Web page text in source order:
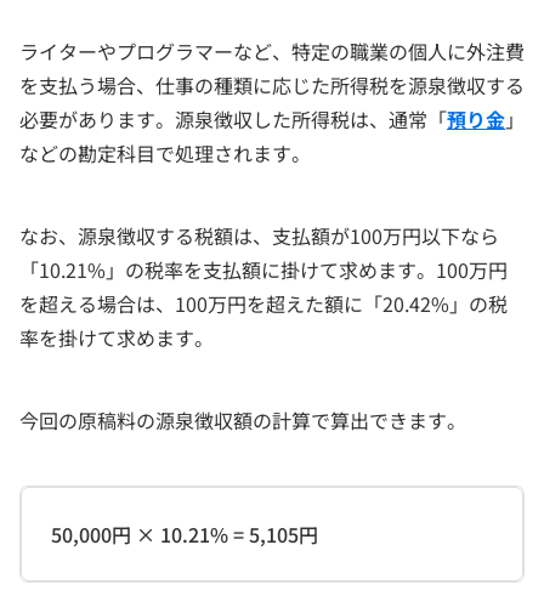
ライターやプログラマーなど、特定の職業の個人に外注費
を支払う場合、仕事の種類に応じた所得税を源泉徴収する
必要があります。源泉徴収した所得税は、通常「預り金」
などの勘定科目で処理されます。
なお、源泉徴収する税額は、支払額が100万円以下なら
「10.21%」の税率を支払額に掛けて求めます。100万円
を超える場合は、100万円を超えた額に「20.42%」の税
率を掛けて求めます。
今回の原稿料の源泉徴収額の計算で算出できます。
50,000円 × 10.21% = 5,105円